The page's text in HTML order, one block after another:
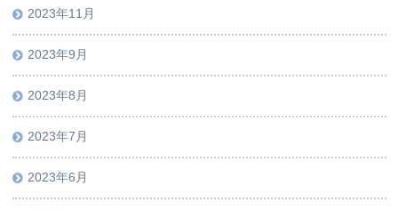
2023年11月
2023年9月
2023年8月
2023年7月
2023年6月